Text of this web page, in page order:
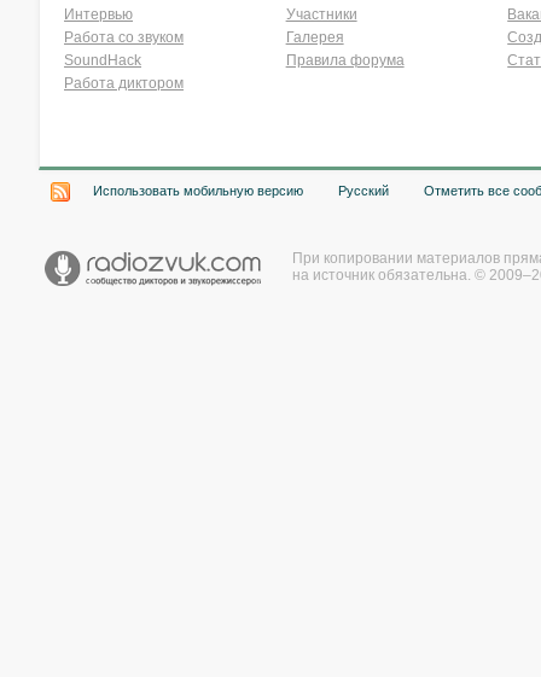
Интервью
Работа со звуком
SoundHack
Работа диктором
Участники
Галерея
Правила форума
Использовать мобильную версию Русский Отметить все
При копировании материалов
на источник обязательна. ©